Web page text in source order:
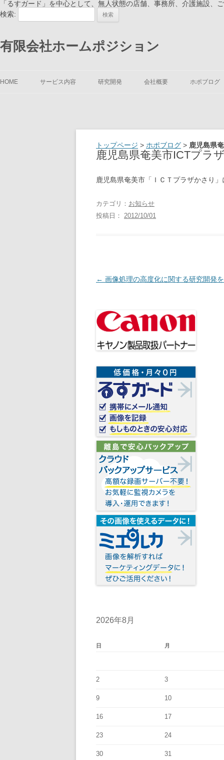
「るすガード」を中心として、無人状態の店舗、事務所、介護施設
検索:
有限会社ホームポジション
HOME サービス内容 研究開発 会社概要 ホポブログ
トップページ > ホポブログ > 鹿児島県
鹿児島県奄美市ICTプラ
鹿児島県奄美市「ＩＣＴプラザかさり」
カテゴリ： お知らせ
投稿日： 2012/10/01
投稿ナビゲーション
← 画像処理の高度化に関する研究開発
2026年8月
日 月
2 3
9 10
16 17
23 24
30 31